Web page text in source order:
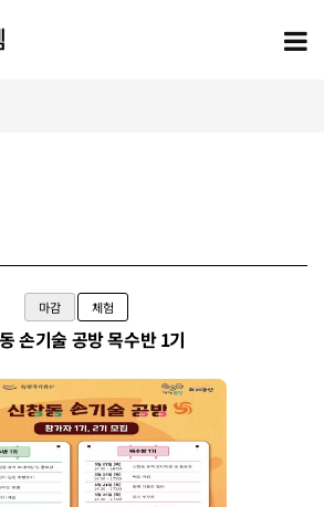
마감 체험
손기술 공방 목수반 1기